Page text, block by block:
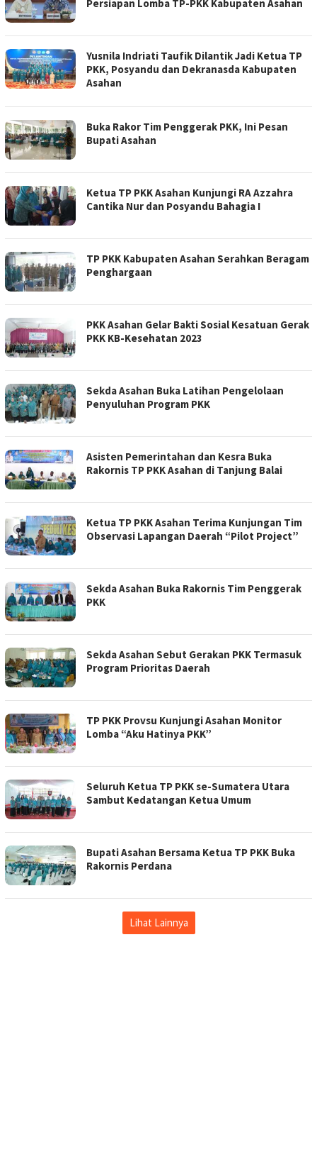
Persiapan Lomba TP-PKK Kabupaten Asahan
Yusnila Indriati Taufik Dilantik Jadi Ketua TP
PKK, Posyandu dan Dekranasda Kabupaten
Asahan
Buka Rakor Tim Penggerak PKK, Ini Pesan
Bupati Asahan
Ketua TP PKK Asahan Kunjungi RA Azzahra
Cantika Nur dan Posyandu Bahagia I
TP PKK Kabupaten Asahan Serahkan Beragam
Penghargaan
PKK Asahan Gelar Bakti Sosial Kesatuan Gerak
PKK KB-Kesehatan 2023
Sekda Asahan Buka Latihan Pengelolaan
Penyuluhan Program PKK
Asisten Pemerintahan dan Kesra Buka
Rakornis TP PKK Asahan di Tanjung Balai
Ketua TP PKK Asahan Terima Kunjungan Tim
Observasi Lapangan Daerah “Pilot Project”
Sekda Asahan Buka Rakornis Tim Penggerak
PKK
Sekda Asahan Sebut Gerakan PKK Termasuk
Program Prioritas Daerah
TP PKK Provsu Kunjungi Asahan Monitor
Lomba “Aku Hatinya PKK”
Seluruh Ketua TP PKK se-Sumatera Utara
Sambut Kedatangan Ketua Umum
Bupati Asahan Bersama Ketua TP PKK Buka
Rakornis Perdana
Lihat Lainnya